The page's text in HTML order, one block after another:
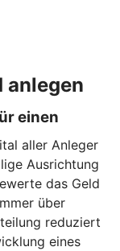
anlegen
einen
aller Anleger
Ausrichtung
das Geld
über
reduziert
eines